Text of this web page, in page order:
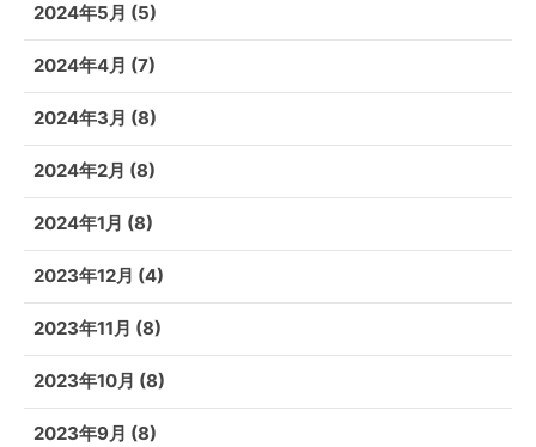
2024年5月 (5)
2024年4月 (7)
2024年3月 (8)
2024年2月 (8)
2024年1月 (8)
2023年12月 (4)
2023年11月 (8)
2023年10月 (8)
2023年9月 (8)